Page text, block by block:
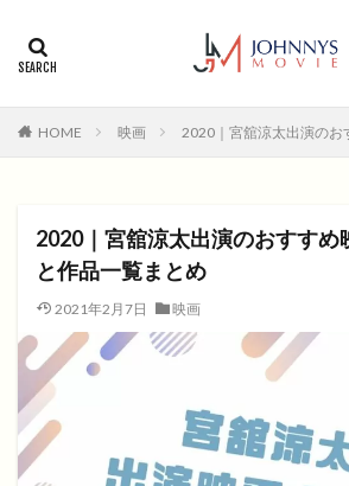
HOME 映画 2020｜宮舘涼太出演のお
2020｜宮舘涼太出演のおすすめ
と作品一覧まとめ
2021年2月7日 映画
2018年
2019年 SF アク
ヒューマンドラマ映画
ファンタジー
青春